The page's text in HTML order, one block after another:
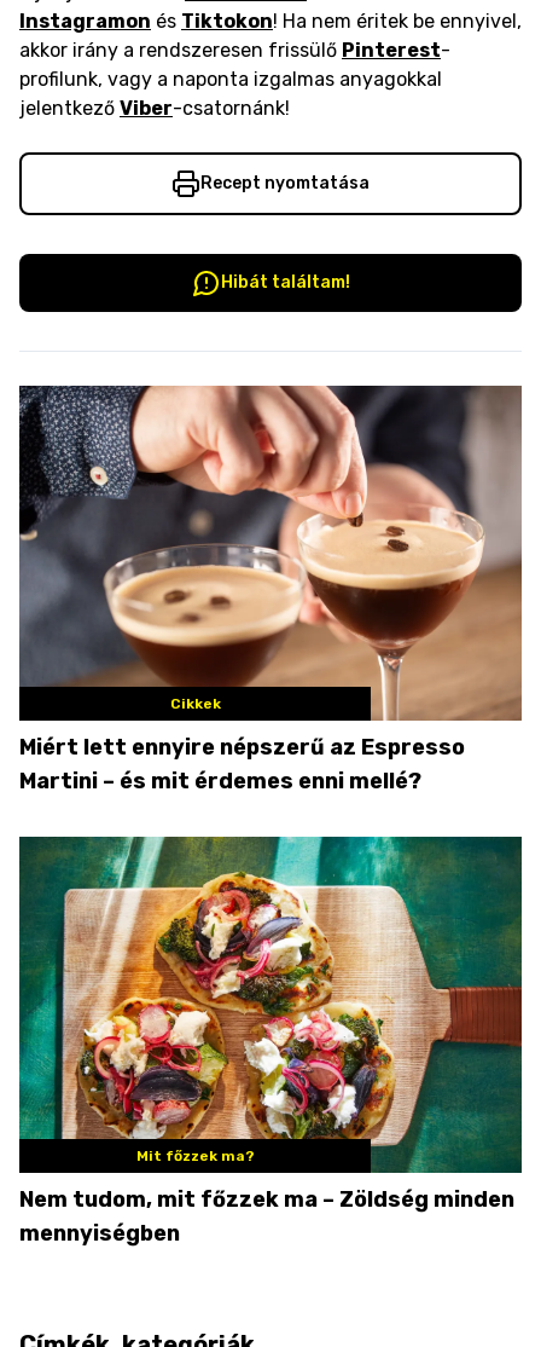
Instagramon és Tiktokon! Ha nem éritek be ennyivel,
akkor irány a rendszeresen frissülő Pinterest-
profilunk, vagy a naponta izgalmas anyagokkal
jelentkező Viber-csatornánk!
Recept nyomtatása
Hibát találtam!
Cikkek
Miért lett ennyire népszerű az Espresso
Martini – és mit érdemes enni mellé?
Mit főzzek ma?
Nem tudom, mit főzzek ma – Zöldség minden
mennyiségben